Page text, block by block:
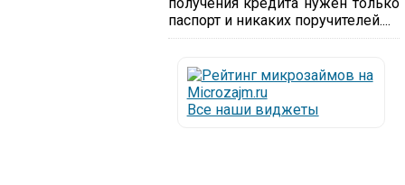
паспорт и никаких поручителей....
Все наши виджеты